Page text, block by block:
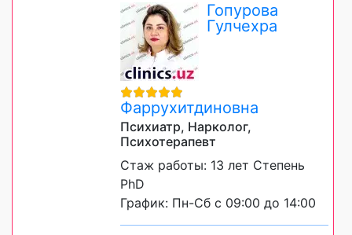
Гопурова
Гулчехра
Фаррухитдиновна
Психиатр, Нарколог,
Психотерапевт
Стаж работы: 13 лет Степень
PhD
График: Пн-Сб с 09:00 до 14:00